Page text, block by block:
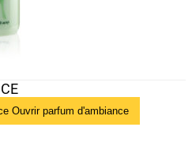
Ouvrir parfum d'ambiance